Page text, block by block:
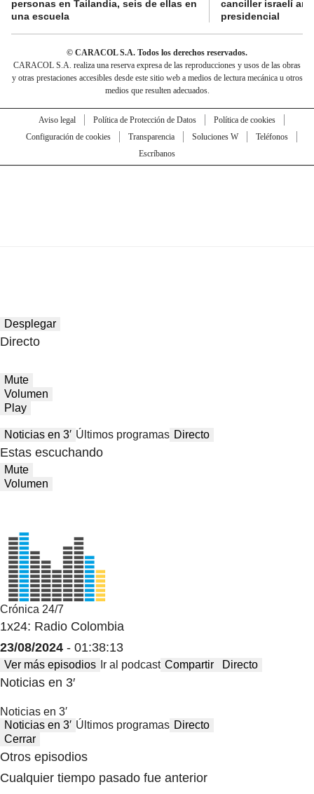
personas en Tailandia, seis de ellas en
una escuela
canciller israelí
presidencial
© CARACOL S.A. Todos los derechos reservados.
CARACOL S.A. realiza una reserva expresa de las reproducciones y usos de las obras
y otras prestaciones accesibles desde este sitio web a medios de lectura mecánica u otros
medios que resulten adecuados.
Aviso legal Política de Protección de Datos
Política de cookies
Configuración de cookies
Transparencia Soluciones W
Teléfonos
Escríbanos
Desplegar
Directo
Mute
Volumen
Play
Noticias en 3′ Últimos programas Directo
Estas escuchando
Mute
Volumen
Crónica 24/7
1x24: Radio Colombia
23/08/2024 - 01:38:13
Ver más episodios Ir al podcast Compartir Directo
Noticias en 3′
Noticias en 3′
Noticias en 3′ Últimos programas Directo
Cerrar
Otros episodios
Cualquier tiempo pasado fue anterior